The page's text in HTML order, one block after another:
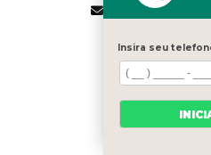
QUEM
Insira seu